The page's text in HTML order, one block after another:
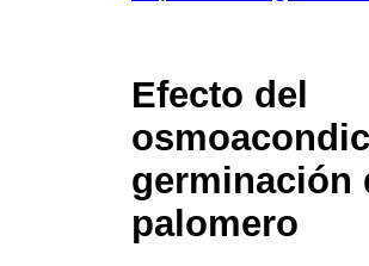
Efecto del
germinación
palomero